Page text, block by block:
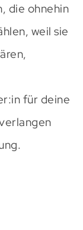
die ohnehin
weil sie
für deine